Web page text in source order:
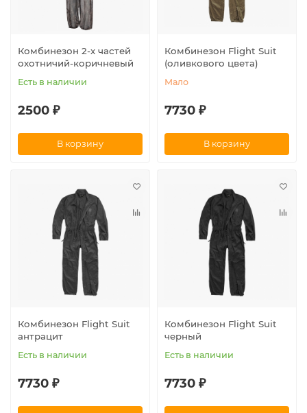
Комбинезон 2-х частей
охотничий-коричневый
Есть в наличии
2500 ₽
В корзину
Комбинезон Flight Suit
(оливкового цвета)
Мало
7730 ₽
В корзину
Комбинезон Flight Suit
антрацит
Есть в наличии
7730 ₽
Комбинезон Flight Suit
черный
Есть в наличии
7730 ₽